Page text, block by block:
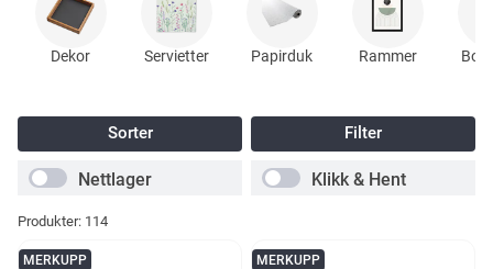
Dekor Servietter Papirduk Rammer
Nettlager Klikk & Hent
Produkter: 114
MERKUPP
MERKUPP
Filter
Sorter